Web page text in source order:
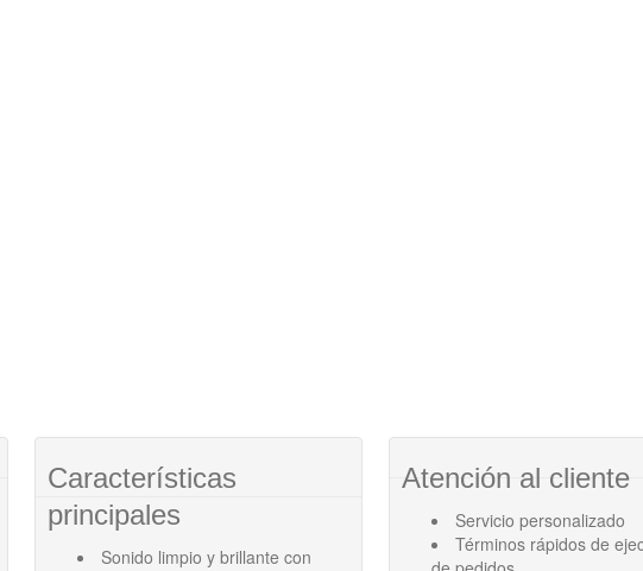
Características
principales
Sonido limpio y brillante con
Atención al cliente
Servicio personalizado
Términos rápidos de